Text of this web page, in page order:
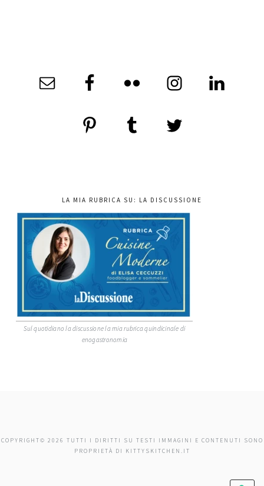
LA MIA RUBRICA SU: LA DISCUSSIONE
Sul quotidiano la discussione la mia rubrica quindicinale di
enogastronomia
COPYRIGHT© 2026 TUTTI I DIRITTI SU TESTI IMMAGINI E CONTENUTI SONO
PROPRIETÀ DI KITTYSKITCHEN.IT